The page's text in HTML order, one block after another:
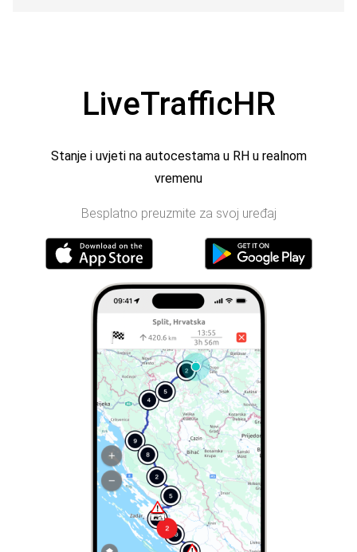
LiveTrafficHR
Stanje i uvjeti na autocestama u RH u realnom
vremenu
Besplatno preuzmite za svoj uređaj